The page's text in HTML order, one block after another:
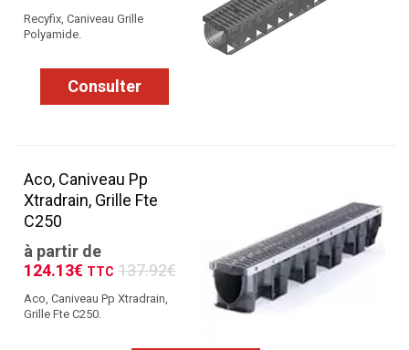
Recyfix, Caniveau Grille
Polyamide.
Consulter
Aco, Caniveau Pp
Xtradrain, Grille Fte
C250
à partir de
124.13€ TTC 137.92€
Aco, Caniveau Pp Xtradrain,
Grille Fte C250.